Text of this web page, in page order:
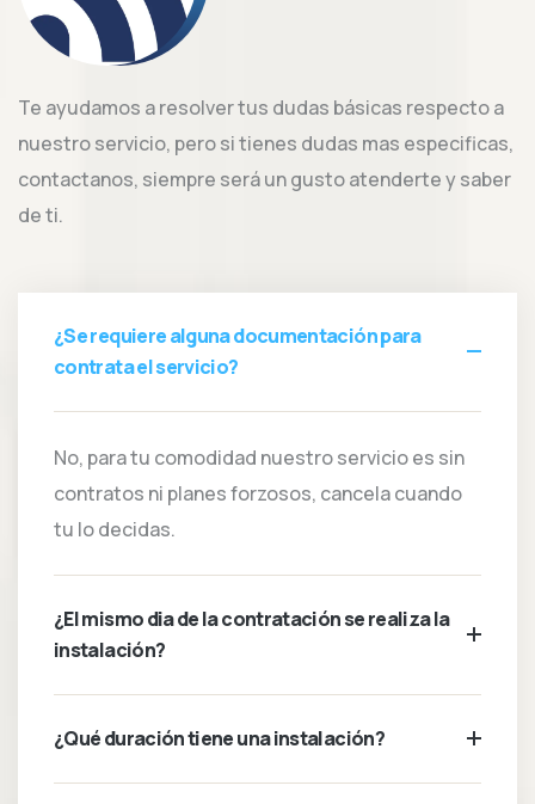
Te ayudamos a resolver tus dudas básicas respecto a
nuestro servicio, pero si tienes dudas mas especificas,
contactanos, siempre será un gusto atenderte y saber
de ti.
¿Se requiere alguna documentación para
contrata el servicio?
No, para tu comodidad nuestro servicio es sin
contratos ni planes forzosos, cancela cuando
tu lo decidas.
¿El mismo dia de la contratación se realiza la
instalación?
¿Qué duración tiene una instalación?